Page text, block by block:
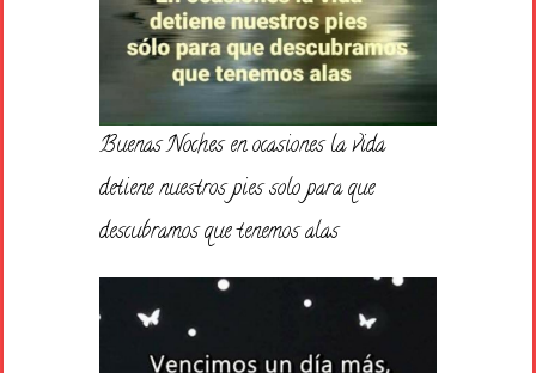
Buenas Noches en ocasiones la vida
detiene nuestros pies solo para que
descubramos que tenemos alas